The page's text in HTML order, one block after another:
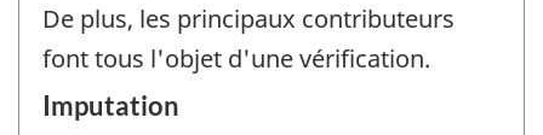
De plus, les principaux contributeurs
font tous l'objet d'une vérification.
Imputation